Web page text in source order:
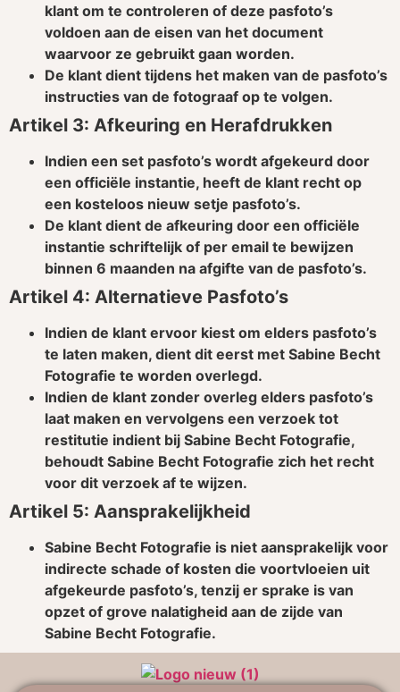
klant om te controleren of deze pasfoto’s
voldoen aan de eisen van het document
waarvoor ze gebruikt gaan worden.
De klant dient tijdens het maken van de pasfoto’s
instructies van de fotograaf op te volgen.
Artikel 3: Afkeuring en Herafdrukken
Indien een set pasfoto’s wordt afgekeurd door
een officiële instantie, heeft de klant recht op
een kosteloos nieuw setje pasfoto’s.
De klant dient de afkeuring door een officiële
instantie schriftelijk of per email te bewijzen
binnen 6 maanden na afgifte van de pasfoto’s.
Artikel 4: Alternatieve Pasfoto’s
Indien de klant ervoor kiest om elders pasfoto’s
te laten maken, dient dit eerst met Sabine Becht
Fotografie te worden overlegd.
Indien de klant zonder overleg elders pasfoto’s
laat maken en vervolgens een verzoek tot
restitutie indient bij Sabine Becht Fotografie,
behoudt Sabine Becht Fotografie zich het recht
voor dit verzoek af te wijzen.
Artikel 5: Aansprakelijkheid
Sabine Becht Fotografie is niet aansprakelijk voor
indirecte schade of kosten die voortvloeien uit
afgekeurde pasfoto’s, tenzij er sprake is van
opzet of grove nalatigheid aan de zijde van
Sabine Becht Fotografie.